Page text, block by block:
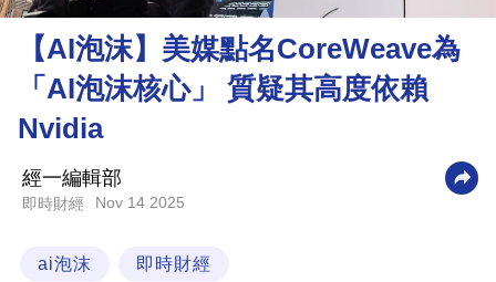
理
財
商
技
場
【AI泡沫】美媒點名CoreWeave為
「AI泡沫核心」 質疑其高度依賴
Nvidia
經一編輯部
即時財經 Nov 14 2025
ai泡沫 即時財經